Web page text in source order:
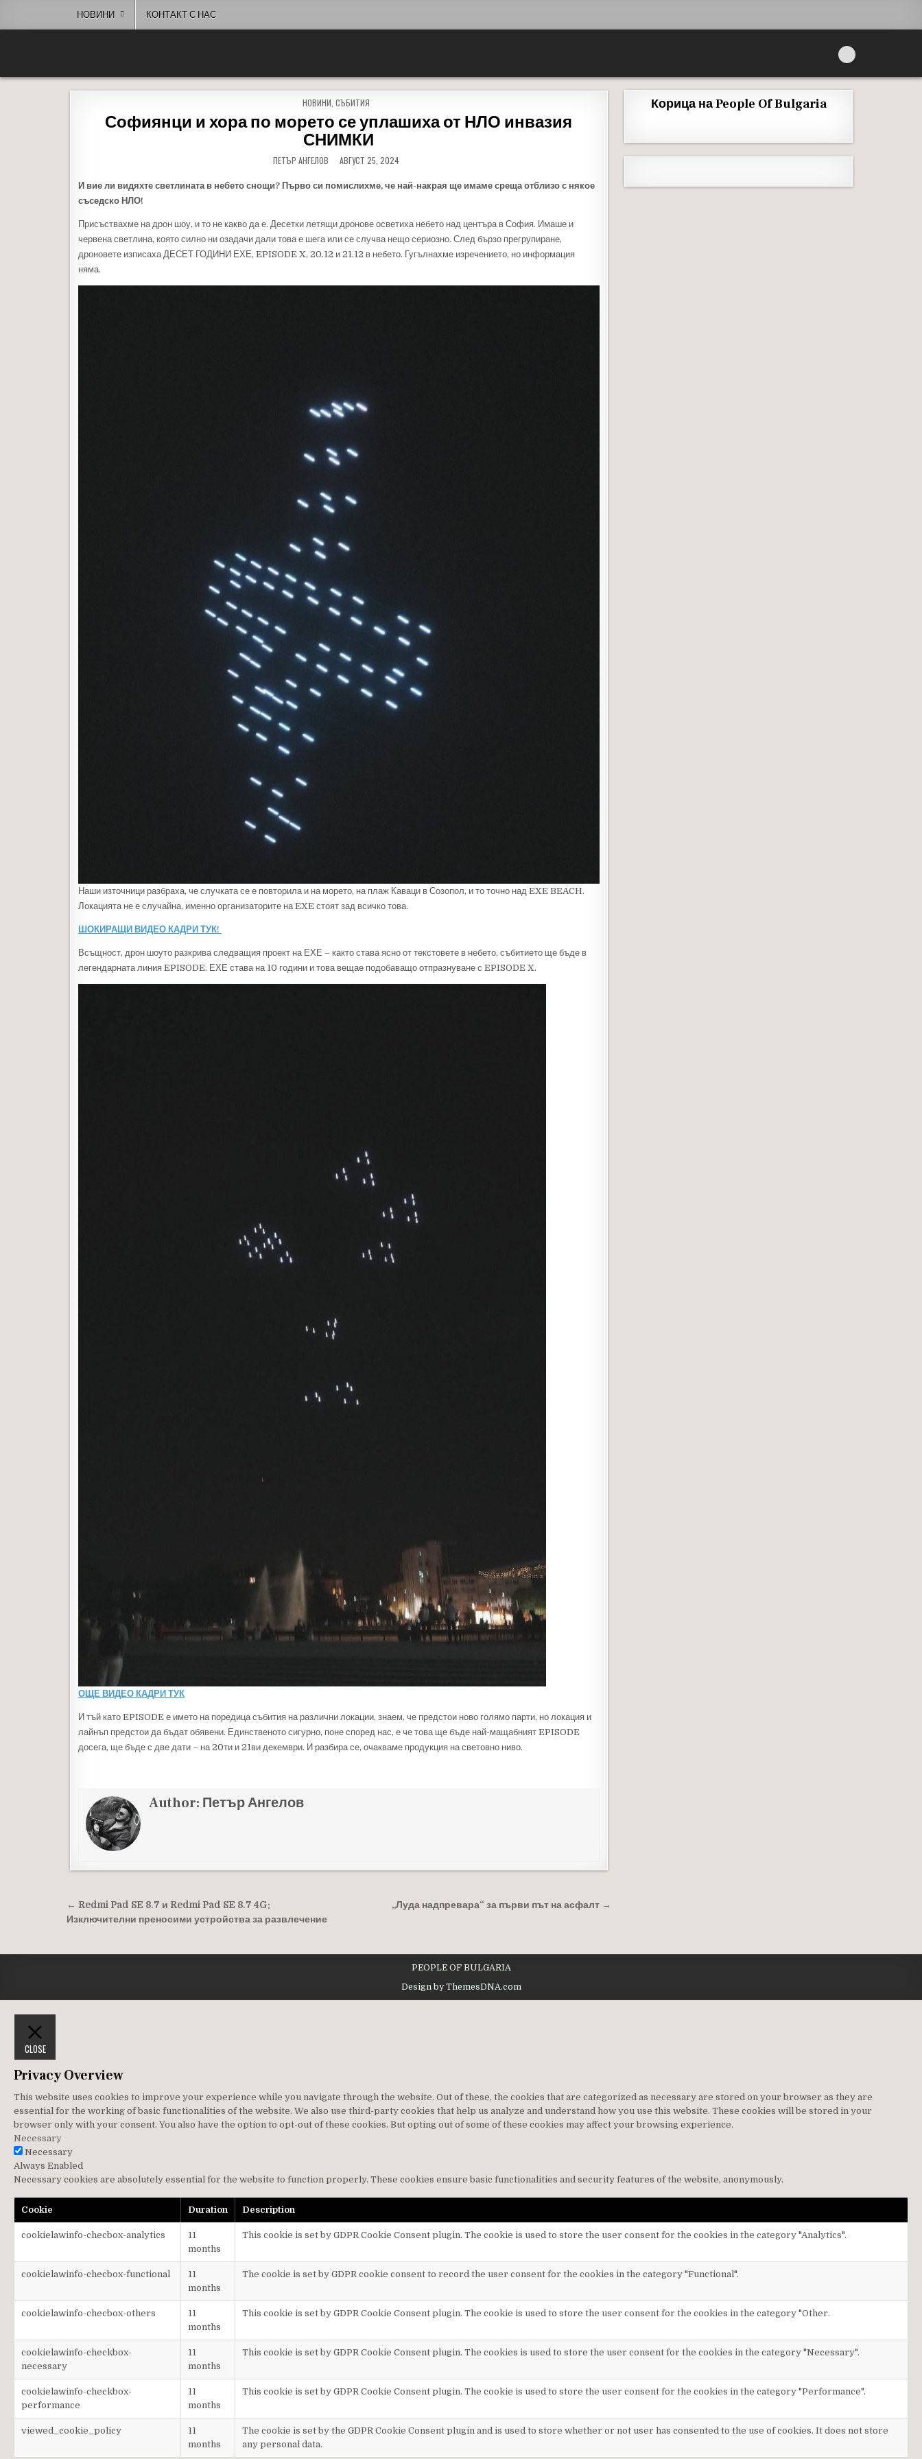
НОВИНИ КОНТАКТ С НАС
POSTED IN
НОВИНИ ,СЪБИТИЯ
Софиянци и хора по морето се уплашиха от НЛО инвазия
СНИМКИ
ПЕТЪР АНГЕЛОВ АВГУСТ 25, 2024
И вие ли видяхте светлината в небето снощи? Първо си помислихме, че най-накрая ще имаме среща отблизо с някое
съседско НЛО!
Присъствахме на дрон шоу, и то не какво да е. Десетки летящи дронове осветиха небето над центъра в София. Имаше и
червена светлина, която силно ни озадачи дали това е шега или се случва нещо сериозно. След бързо прегрупиране,
дроновете изписаха ДЕСЕТ ГОДИНИ ЕХЕ, EPISODE X, 20.12 и 21.12 в небето. Гугълнахме изречението, но информация
няма.
Наши източници разбраха, че случката се е повторила и на морето, на плаж Каваци в Созопол, и то точно над EXE BEACH.
Локацията не е случайна, именно организаторите на EXE стоят зад всичко това.
ШОКИРАЩИ ВИДЕО КАДРИ ТУК!
Всъщност, дрон шоуто разкрива следващия проект на ЕХЕ – както става ясно от текстовете в небето, събитието ще бъде в
легендарната линия EPISODE. ЕХЕ става на 10 години и това вещае подобаващо отпразнуване с EPISODE X.
ОЩЕ ВИДЕО КАДРИ ТУК
И тъй като EPISODE е името на поредица събития на различни локации, знаем, че предстои ново голямо парти, но локация и
лайнъп предстои да бъдат обявени. Единственото сигурно, поне според нас, е че това ще бъде най-мащабният EPISODE
досега, ще бъде с две дати – на 20ти и 21ви декември. И разбира се, очакваме продукция на световно ниво.
Author: Петър Ангелов
Навигация „Луда надпревара“ за първи път на асфалт →
← Redmi Pad SE 8.7 и Redmi Pad SE 8.7 4G:
Изключителни преносими устройства за развлечение
Корица на People Of Bulgaria
PEOPLE OF BULGARIA
Design by ThemesDNA.com
CLOSE
Privacy Overview
This website uses cookies to improve your experience while you navigate through the website. Out of these, the cookies that are categorized as necessary are stored on your browser as they are
essential for the working of basic functionalities of the website. We also use third-party cookies that help us analyze and understand how you use this website. These cookies will be stored in your
browser only with your consent. You also have the option to opt-out of these cookies. But opting out of some of these cookies may affect your browsing experience.
Necessary
Necessary
Always Enabled
Necessary cookies are absolutely essential for the website to function properly. These cookies ensure basic functionalities and security features of the website, anonymously.
Cookie Duration Description
cookielawinfo-checbox-analytics
11
months
This cookie is set by GDPR Cookie Consent plugin. The cookie is used to store the user consent for the cookies in the category "Analytics".
cookielawinfo-checbox-functional
11
months
The cookie is set by GDPR cookie consent to record the user consent for the cookies in the category "Functional".
cookielawinfo-checbox-others
11
months
This cookie is set by GDPR Cookie Consent plugin. The cookie is used to store the user consent for the cookies in the category "Other.
cookielawinfo-checkbox-
necessary
11
months
This cookie is set by GDPR Cookie Consent plugin. The cookies is used to store the user consent for the cookies in the category "Necessary".
cookielawinfo-checkbox-
performance
11
months
This cookie is set by GDPR Cookie Consent plugin. The cookie is used to store the user consent for the cookies in the category "Performance".
viewed_cookie_policy
11
months
The cookie is set by the GDPR Cookie Consent plugin and is used to store whether or not user has consented to the use of cookies. It does not store
any personal data.